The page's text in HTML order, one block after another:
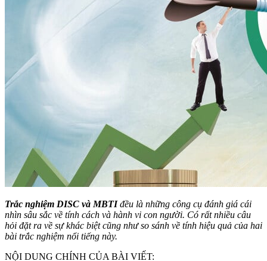
Trắc nghiệm DISC và MBTIđều là những công cụ đánh giá cái
nhìn sâu sắc về tính cách và hành vi con người. Có rất nhiều câu
hỏi đặt ra về sự khác biệt cũng như so sánh về tính hiệu quả của hai
bài trắc nghiệm nổi tiếng này.
NỘI DUNG CHÍNH CỦA BÀI VIẾT: